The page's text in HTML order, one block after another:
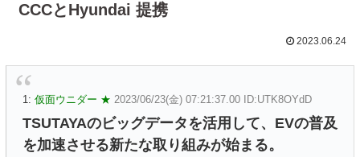
CCCとHyundai 提携
2023.06.24
1: 仮面ウニダー ★ 2023/06/23(金) 07:21:37.00 ID:UTK8OYdD
TSUTAYAのビッグデータを活用して、EVの普及
を加速させる新たな取り組みが始まる。